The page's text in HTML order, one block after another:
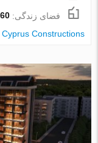
فضای زندگی:60 m
Cyprus Constructions